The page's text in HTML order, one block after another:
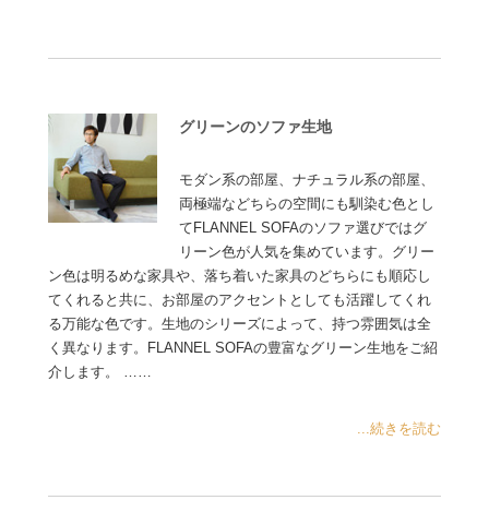
グリーンのソファ生地
モダン系の部屋、ナチュラル系の部屋、
両極端などちらの空間にも馴染む色とし
てFLANNEL SOFAのソファ選びではグ
リーン色が人気を集めています。グリー
ン色は明るめな家具や、落ち着いた家具のどちらにも順応し
てくれると共に、お部屋のアクセントとしても活躍してくれ
る万能な色です。生地のシリーズによって、持つ雰囲気は全
く異なります。FLANNEL SOFAの豊富なグリーン生地をご紹
介します。 ……
...続きを読む